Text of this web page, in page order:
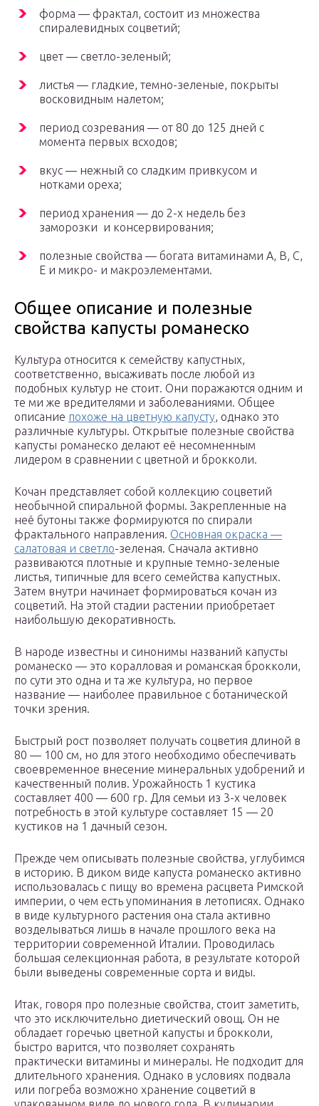
форма — фрактал, состоит из множества
спиралевидных соцветий;
цвет — светло-зеленый;
листья — гладкие, темно-зеленые, покрыты
восковидным налетом;
период созревания — от 80 до 125 дней с
момента первых всходов;
вкус — нежный со сладким привкусом и
нотками ореха;
период хранения — до 2-х недель без
заморозки и консервирования;
полезные свойства — богата витаминами А, В, С,
Е и микро- и макроэлементами.
Общее описание и полезные
свойства капусты романеско
Культура относится к семейству капустных,
соответственно, высаживать после любой из
подобных культур не стоит. Они поражаются одним и
те ми же вредителями и заболеваниями. Общее
описание похоже на цветную капусту, однако это
различные культуры. Открытые полезные свойства
капусты романеско делают её несомненным
лидером в сравнении с цветной и брокколи.
Кочан представляет собой коллекцию соцветий
необычной спиральной формы. Закрепленные на
неё бутоны также формируются по спирали
фрактального направления. Основная окраска —
салатовая и светло-зеленая. Сначала активно
развиваются плотные и крупные темно-зеленые
листья, типичные для всего семейства капустных.
Затем внутри начинает формироваться кочан из
соцветий. На этой стадии растении приобретает
наибольшую декоративность.
В народе известны и синонимы названий капусты
романеско — это коралловая и романская брокколи,
по сути это одна и та же культура, но первое
название — наиболее правильное с ботанической
точки зрения.
Быстрый рост позволяет получать соцветия длиной в
80 — 100 см, но для этого необходимо обеспечивать
своевременное внесение минеральных удобрений и
качественный полив. Урожайность 1 кустика
составляет 400 — 600 гр. Для семьи из 3-х человек
потребность в этой культуре составляет 15 — 20
кустиков на 1 дачный сезон.
Прежде чем описывать полезные свойства, углубимся
в историю. В диком виде капуста романеско активно
использовалась с пищу во времена расцвета Римской
империи, о чем есть упоминания в летописях. Однако
в виде культурного растения она стала активно
возделываться лишь в начале прошлого века на
территории современной Италии. Проводилась
большая селекционная работа, в результате которой
были выведены современные сорта и виды.
Итак, говоря про полезные свойства, стоит заметить,
что это исключительно диетический овощ. Он не
обладает горечью цветной капусты и брокколи,
быстро варится, что позволяет сохранять
практически витамины и минералы. Не подходит для
длительного хранения. Однако в условиях подвала
или погреба возможно хранение соцветий в